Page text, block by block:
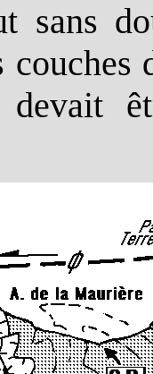
sans